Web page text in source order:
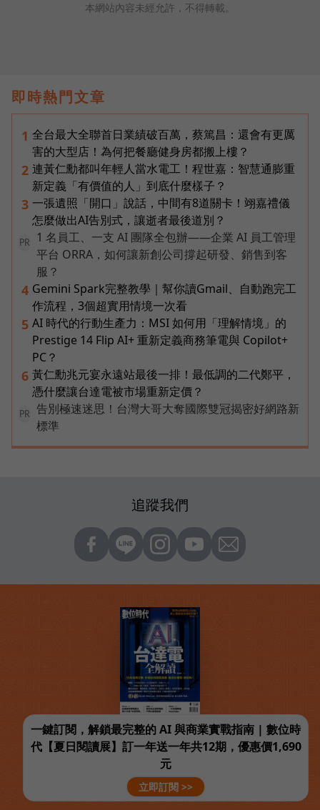
本網站內容未經允許，不得轉載。
即時熱門文章
1 全台最大全聯首日業績破百萬，蔡篤昌：還會有更厲
害的大型店！為何把餐廳健身房都搬上樓？
2 連黃仁勳都叫年輕人當水電工！程世嘉：智慧通膨重
新定義「有價值的人」到底什麼樣子？
3 一張遺照「開口」說話，中間有8道關卡！翊嘉禮儀
怎麼做出AI告別式，讓逝者最後道別？
PR
1 名員工、一支 AI 團隊全包辦——企業 AI 員工管理
平台 ORRA，如何讓新創公司撐起研發、銷售到客
服？
4 Gemini Spark完整教學｜幫你讀Gmail、自動跑完工
作流程，3個超實用情境一次看
5 AI 時代的行動生產力：MSI 如何用「理解情境」的
Prestige 14 Flip AI+ 重新定義商務筆電與 Copilot+
PC？
6 黃仁勳兆元宴永遠站最後一排！最低調的二代鄭平，
憑什麼讓台達電被市場重新定價？
PR
告別極速迷思！台灣大哥大奪國際雙冠揭密好網路新
標準
追蹤我們
一鍵訂閱，解鎖最完整的 AI 與商業實戰指南 | 數位時
代【夏日閱讀展】訂一年送一年共12期，優惠價1,690
元
立即訂閱 >>